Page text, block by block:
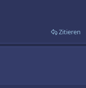
Zitieren